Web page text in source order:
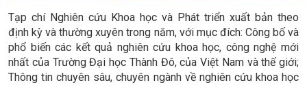
Tạp chí Nghiên cứu Khoa học và Phát triển xuất bản theo
định kỳ và thường xuyên trong năm, với mục đích: Công bố và
phổ biến các kết quả nghiên cứu khoa học, công nghệ mới
nhất của Trường Đại học Thành Đô, của Việt Nam và thế giới;
Thông tin chuyên sâu, chuyên ngành về nghiên cứu khoa học